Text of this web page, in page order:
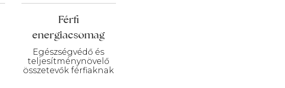
Férfi
energiacsomag
Egészségvédő és
teljesítménynövelő
összetevők férfiaknak